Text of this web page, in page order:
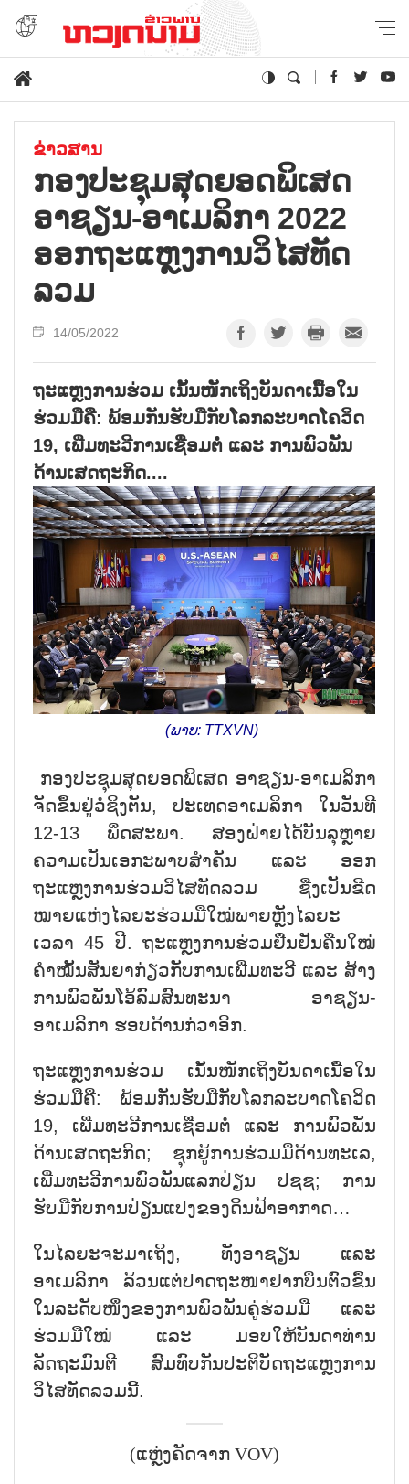
ຂ່າວສານ
ກອງປະຊຸມສຸດຍອດພິເສດ
ອາຊຽນ-ອາເມລິກາ 2022
ອອກຖະແຫຼງການວິໄສທັດ
ລວມ
14/05/2022
ຖະແຫຼງການຮ່ວມ ເນັ້ນໜັກເຖິງບັນດາເນື້ອໃນ
ຮ່ວມມືຄື: ພ້ອມກັນຮັບມືກັບໂລກລະບາດໂຄວິດ
19, ເພີ່ມທະວີການເຊື່ອມຕໍ່ ແລະ ການພົວພັນ
ດ້ານເສດຖະກິດ....
(ພາບ: TTXVN)
ກອງປະຊຸມສຸດຍອດພິເສດ ອາຊຽນ-ອາເມລິກາ
ຈັດຂຶ້ນຢູ່ວໍຊິງຕັນ, ປະເທດອາເມລິກາ ໃນວັນທີ
12-13 ພຶດສະພາ. ສອງຝ່າຍໄດ້ບັນລຸຫຼາຍ
ຄວາມເປັນເອກະພາບສຳຄັນ ແລະ ອອກ
ຖະແຫຼງການຮ່ວມວິໄສທັດລວມ ຊື່ງເປັນຂີດ
ໝາຍແຫ່ງໄລຍະຮ່ວມມືໃໝ່ພາຍຫຼັງໄລຍະ
ເວລາ45 ປີ. ຖະແຫຼງການຮ່ວມຢືນຢັນຄືນໃໝ່
ຄຳໝັ້ນສັນຍາກ່ຽວກັບການເພີ່ມທະວີ ແລະ ສ້າງ
ການພົວພັນໂອ້ລົມສົນທະນາ ອາຊຽນ-
ອາເມລິກາ ຮອບດ້ານກ່ວາອີກ.
ຖະແຫຼງການຮ່ວມ ເນັ້ນໜັກເຖິງບັນດາເນື້ອໃນ
ຮ່ວມມືຄື: ພ້ອມກັນຮັບມືກັບໂລກລະບາດໂຄວິດ
19, ເພີ່ມທະວີການເຊື່ອມຕໍ່ ແລະ ການພົວພັນ
ດ້ານເສດຖະກິດ; ຊຸກຍູ້ການຮ່ວມມືດ້ານທະເລ,
ເພີ່ມທະວີການພົວພັນແລກປ່ຽນ ປຊຊ; ການ
ຮັບມືກັບການປ່ຽນແປງຂອງດິນຟ້າອາກາດ…
ໃນໄລຍະຈະມາເຖິງ, ທັງອາຊຽນ ແລະ
ອາເມລິກາ ລ້ວນແຕ່ປາດຖະໜາຢາກບືນຕົວຂຶ້ນ
ໃນລະດັບໜຶ່ງຂອງການພົວພັນຄູ່ຮ່ວມມື ແລະ
ຮ່ວມມືໃໝ່ ແລະ ມອບໃຫ້ບັນດາທ່ານ
ລັດຖະມົນຕີ ສົມທົບກັນປະຕິບັດຖະແຫຼງການ
ວິໄສທັດລວມນີ້.
(ແຫຼ່ງຄັດຈາກ VOV)